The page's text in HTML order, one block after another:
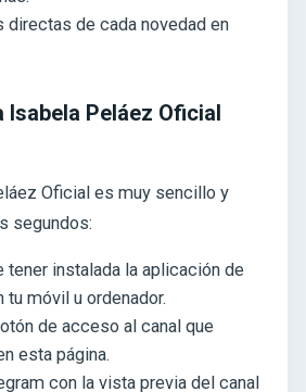
de cada novedad en
Isabela Peláez Oficial
Oficial es muy sencillo y
segundos:
tener instalada la aplicación de
tu móvil u ordenador.
de acceso al canal que
esta página.
con la vista previa del canal